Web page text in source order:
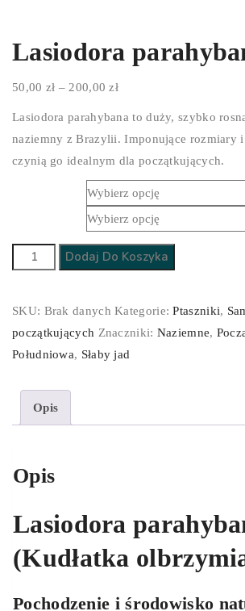
Lasiodora
50,00 zł – 200,00złZakres
200,00 zł
Lasiodora parahybana to duży, szybko
naziemny z Brazylii. Imponujące rozmiary i
czynią go idealnym dla początkujących.
ilość
Dodaj Do Koszyka
SKU: Brak danych Kategorie:Ptaszniki,
początkujących Znaczniki: Naziemne,
Południowa, Słaby jad
Opis
Opis
Lasiodora
(Kudłatka
Pochodzenie i środowisko